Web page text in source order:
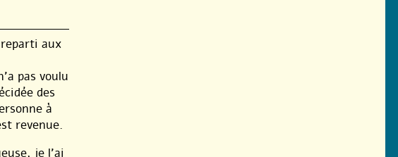
aux
pas voulu
des
à
revenue.
je l’ai